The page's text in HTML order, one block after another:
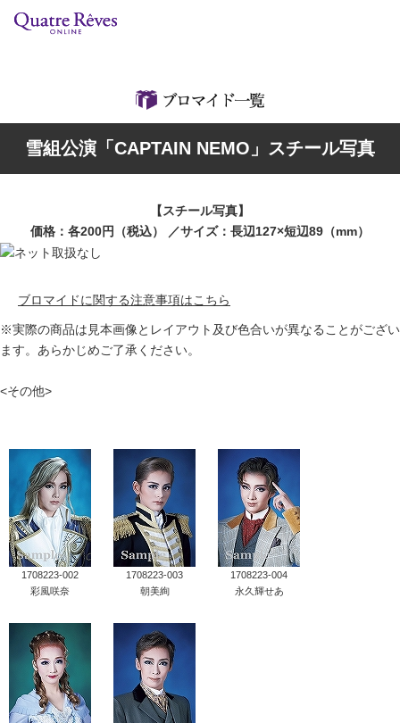
雪組公演「CAPTAIN NEMO」スチール写真
【スチール写真】
価格：各200円（税込） ／サイズ：長辺127×短辺89（mm）
ブロマイドに関する注意事項はこちら
※実際の商品は見本画像とレイアウト及び色合いが異なることがござい
ます。あらかじめご了承ください。
<その他>
1708223-002
彩風咲奈
1708223-003
朝美絢
1708223-004
永久輝せあ
組コレクション
BD・DVD・CD
ブック
グッズ
店舗情報
キャトルレーヴ オンライン
タカラヅカ・スカイ・ステージ
配信deタカラヅカ
宝塚クリエイティブアーツ 企業情報
宝塚クリエイティブアーツ 採用情報